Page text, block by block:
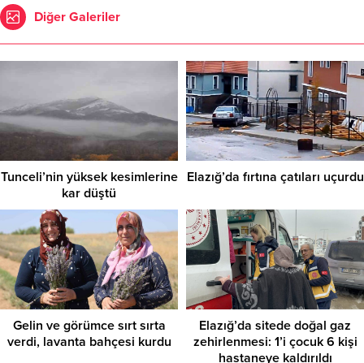
Diğer Galeriler
Tunceli’nin yüksek kesimlerine
kar düştü
Elazığ’da fırtına çatıları uçurdu
Gelin ve görümce sırt sırta
verdi, lavanta bahçesi kurdu
Elazığ’da sitede doğal gaz
zehirlenmesi: 1’i çocuk 6 kişi
hastaneye kaldırıldı